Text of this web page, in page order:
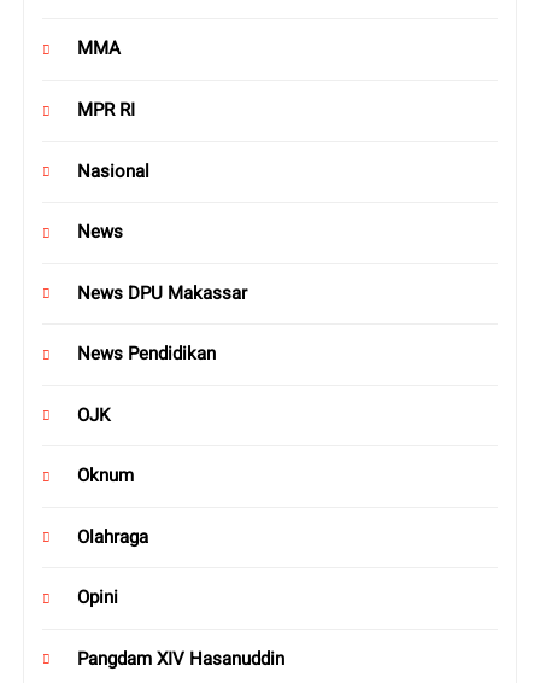
MMA
MPR RI
Nasional
News
News DPU Makassar
News Pendidikan
OJK
Oknum
Olahraga
Opini
Pangdam XIV Hasanuddin